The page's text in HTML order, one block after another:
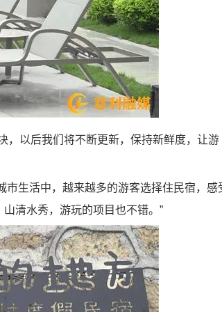
以后我们将不断更新，保持新鲜度，让游
生活中，越来越多的游客选择住民宿，感
清水秀，游玩的项目也不错。”